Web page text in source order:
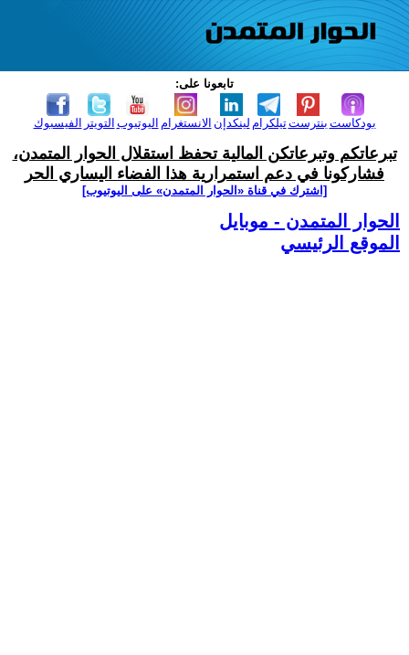
تابعونا على:
الفيسبوك التويتر اليوتيوب الانستغرام لينكدإن تيلكرامبنترست بودكاست
تبرعاتكم وتبرعاتكن المالية تحفظ استقلال الحوار المتمدن،
فشاركونا في دعم استمرارية هذا الفضاء اليساري الحر
[اشترك في قناة ‫«الحوار المتمدن» على اليوتيوب]
الحوار المتمدن - موبايل
الموقع الرئيسي